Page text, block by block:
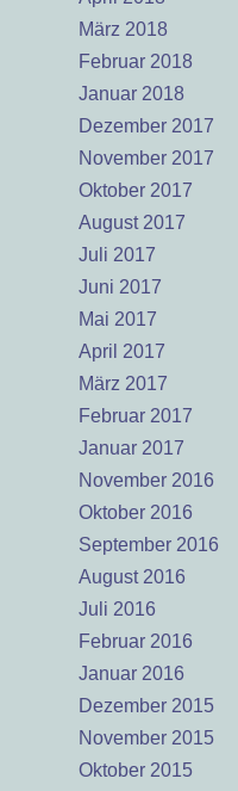
März 2018
Februar 2018
Januar 2018
Dezember 2017
November 2017
Oktober 2017
August 2017
Juli 2017
Juni 2017
Mai 2017
April 2017
März 2017
Februar 2017
Januar 2017
November 2016
Oktober 2016
September 2016
August 2016
Juli 2016
Februar 2016
Januar 2016
Dezember 2015
November 2015
Oktober 2015